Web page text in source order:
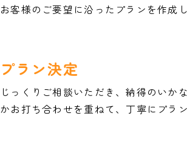
お客様のご要望に沿ったプランを作成
プラン決定
じっくりご相談いただき、納得のいか
かお打ち合わせを重ねて、丁寧にプラ